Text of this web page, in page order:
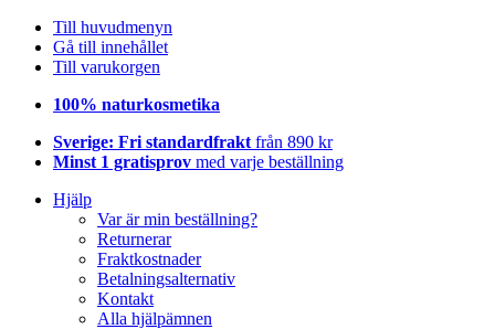
Till huvudmenyn
Gå till innehållet
Till varukorgen
100% naturkosmetika
Sverige: Fri standardfrakt från 890 kr
Minst 1 gratisprov med varje beställning
Hjälp
Var är min beställning?
Returnerar
Fraktkostnader
Betalningsalternativ
Kontakt
Alla hjälpämnen